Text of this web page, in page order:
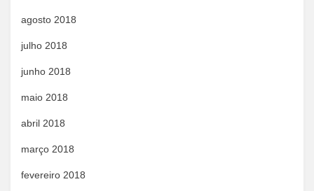
agosto 2018
julho 2018
junho 2018
maio 2018
abril 2018
março 2018
fevereiro 2018